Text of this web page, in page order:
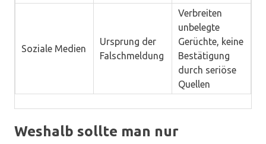
Soziale Medien
Ursprung der
Falschmeldung
Verbreiten
unbelegte
Gerüchte, keine
Bestätigung
durch seriöse
Quellen
Weshalb sollte man nur